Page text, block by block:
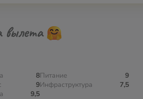
вылета
8
9
9,5
Питание
9
Инфраструктура
7,5